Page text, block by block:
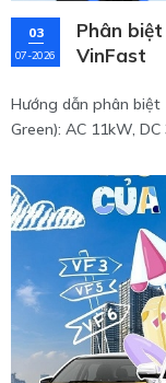
03
07-2026
Phân
VinFast
Hướng dẫn phân biệt
Green): AC 11kW,